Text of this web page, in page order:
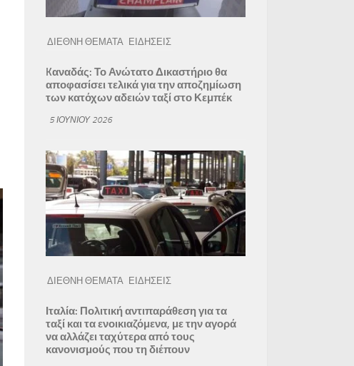
ΔΙΕΘΝΗ ΘΕΜΑΤΑ ΕΙΔΗΣΕΙΣ
Kαναδάς: Το Ανώτατο Δικαστήριο θα
αποφασίσει τελικά για την αποζημίωση
των κατόχων αδειών ταξί στο Κεμπέκ
5 ΙΟΥΝΊΟΥ 2026
ΔΙΕΘΝΗ ΘΕΜΑΤΑ ΕΙΔΗΣΕΙΣ
Ιταλία: Πολιτική αντιπαράθεση για τα
ταξί και τα ενοικιαζόμενα, με την αγορά
να αλλάζει ταχύτερα από τους
κανονισμούς που τη διέπουν